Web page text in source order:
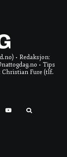
• Redaksjon:
• Tips
Christian Fure (tlf.